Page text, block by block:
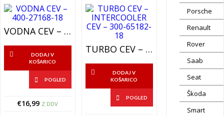
VODNA CEV – 400-27168-18
DODAJ V
KOŠARICO
POGLED
€16,99 Z DDV
TURBO CEV – INTERCOOLER CEV – 300-65182-18
DODAJ V
KOŠARICO
POGLED
Porsche
Renault
Rover
Saab
Seat
Škoda
Smart